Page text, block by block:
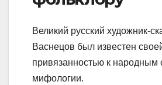
Великий русский художник-
Васнецов был известен
привязанностью к народным
мифологии.